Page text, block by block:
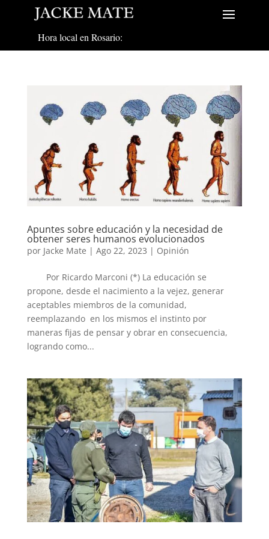
Hora local en Rosario:
Apuntes sobre educación y la necesidad de
obtener seres humanos evolucionados
por Jacke Mate | Ago 22, 2023 | Opinión
Por Ricardo Marconi (*) La educación se
propone, desde el nacimiento a la vejez, generar
aceptables miembros de la comunidad,
reemplazando en los mismos el instinto por
maneras fijas de pensar y obrar en consecuencia,
logrando como...